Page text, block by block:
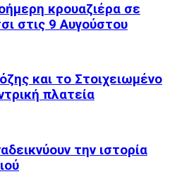
κρουαζιέρα σε
στις 9 Αυγούστου
και το Στοιχειωμένο
πλατεία
την ιστορία